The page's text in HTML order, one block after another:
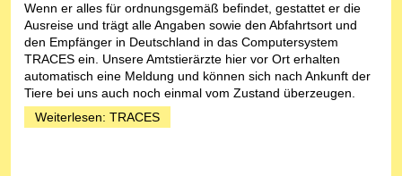
Wenn er alles für ordnungsgemäß befindet, gestattet er die
Ausreise und trägt alle Angaben sowie den Abfahrtsort und
den Empfänger in Deutschland in das Computersystem
TRACES ein. Unsere Amtstierärzte hier vor Ort erhalten
automatisch eine Meldung und können sich nach Ankunft der
Tiere bei uns auch noch einmal vom Zustand überzeugen.
Weiterlesen: TRACES